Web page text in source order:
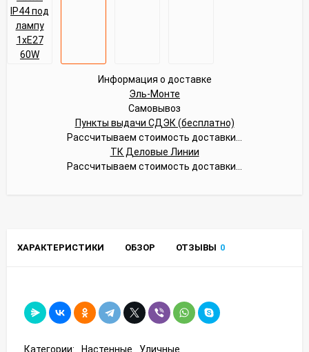
Информация о доставке
Эль-Монте
Самовывоз
Пункты выдачи СДЭК (бесплатно)
Рассчитываем стоимость доставки...
ТК Деловые Линии
Рассчитываем стоимость доставки...
ХАРАКТЕРИСТИКИ ОБЗОР ОТЗЫВЫ 0
Категории: Настенные Уличные